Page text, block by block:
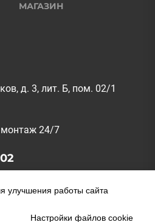
Reserved.
с freepik.com
д. 3, лит. Б, пом. 02/1
монтаж 24/7
МАГАЗИН
улучшения работы сайта
Настройки файлов cookie